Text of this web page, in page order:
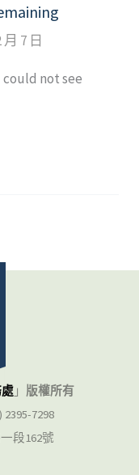
月 7 日
could not see
」 版權所有
2395-7298
段162號